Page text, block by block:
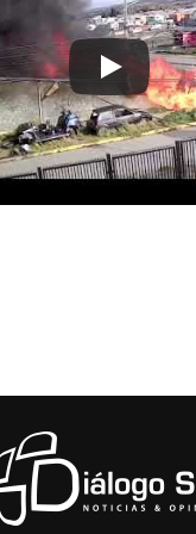
el español Roger
km en kayak
Nacional
fotógrafo
sobre la
Mladinic,
nacionales de la